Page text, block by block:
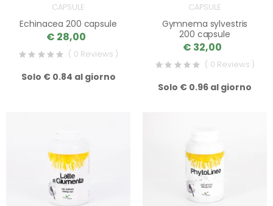
CAPSULE
Echinacea 200 capsule
€ 28,00
( 0 Reviews )
Solo € 0.84 al giorno
CAPSULE
Gymnema sylvestris
200 capsule
€ 32,00
( 0 Reviews )
Solo € 0.96 al giorno